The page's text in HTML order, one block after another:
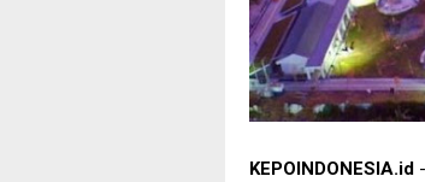
KEPOINDONESIA.id